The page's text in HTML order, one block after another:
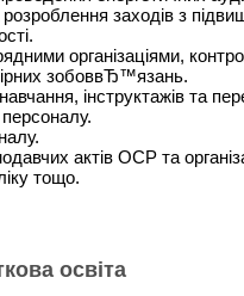
заходів з
організаціями,
зобоввЂ™язань.
інструктажів та
актів ОСР та
тощо.
освіта